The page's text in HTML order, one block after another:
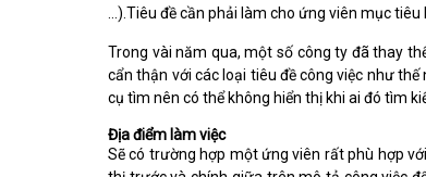
…).Tiêu đề cần phải làm cho ứng viên mục
Trong vài năm qua, một số công ty đã thay
cẩn thận với các loại tiêu đề công việc như
cụ tìm nên có thể không hiển thị khi ai đó tìm
Địa điểm làm việc
Sẽ có trường hợp một ứng viên rất phù hợp